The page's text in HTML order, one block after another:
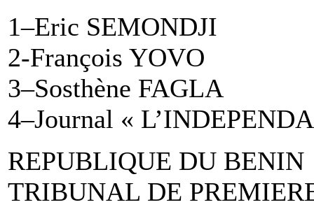
1–Eric SEMONDJI
2-François YOVO
3–Sosthène FAGLA
4–Journal «
REPUBLIQUE DU BENIN
TRIBUNAL DE